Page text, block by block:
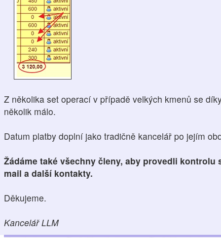
Z několika set operací v případě velkých kmenů se
několik málo.
Datum platby doplní jako tradičně kancelář po jejím
Žádáme také všechny členy, aby provedli kontrolu
mail a další kontakty.
Děkujeme.
Kancelář LLM